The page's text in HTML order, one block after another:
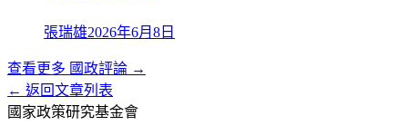
張瑞雄2026年6月8日
查看更多 國政評論 →
← 返回文章列表
國家政策研究基金會